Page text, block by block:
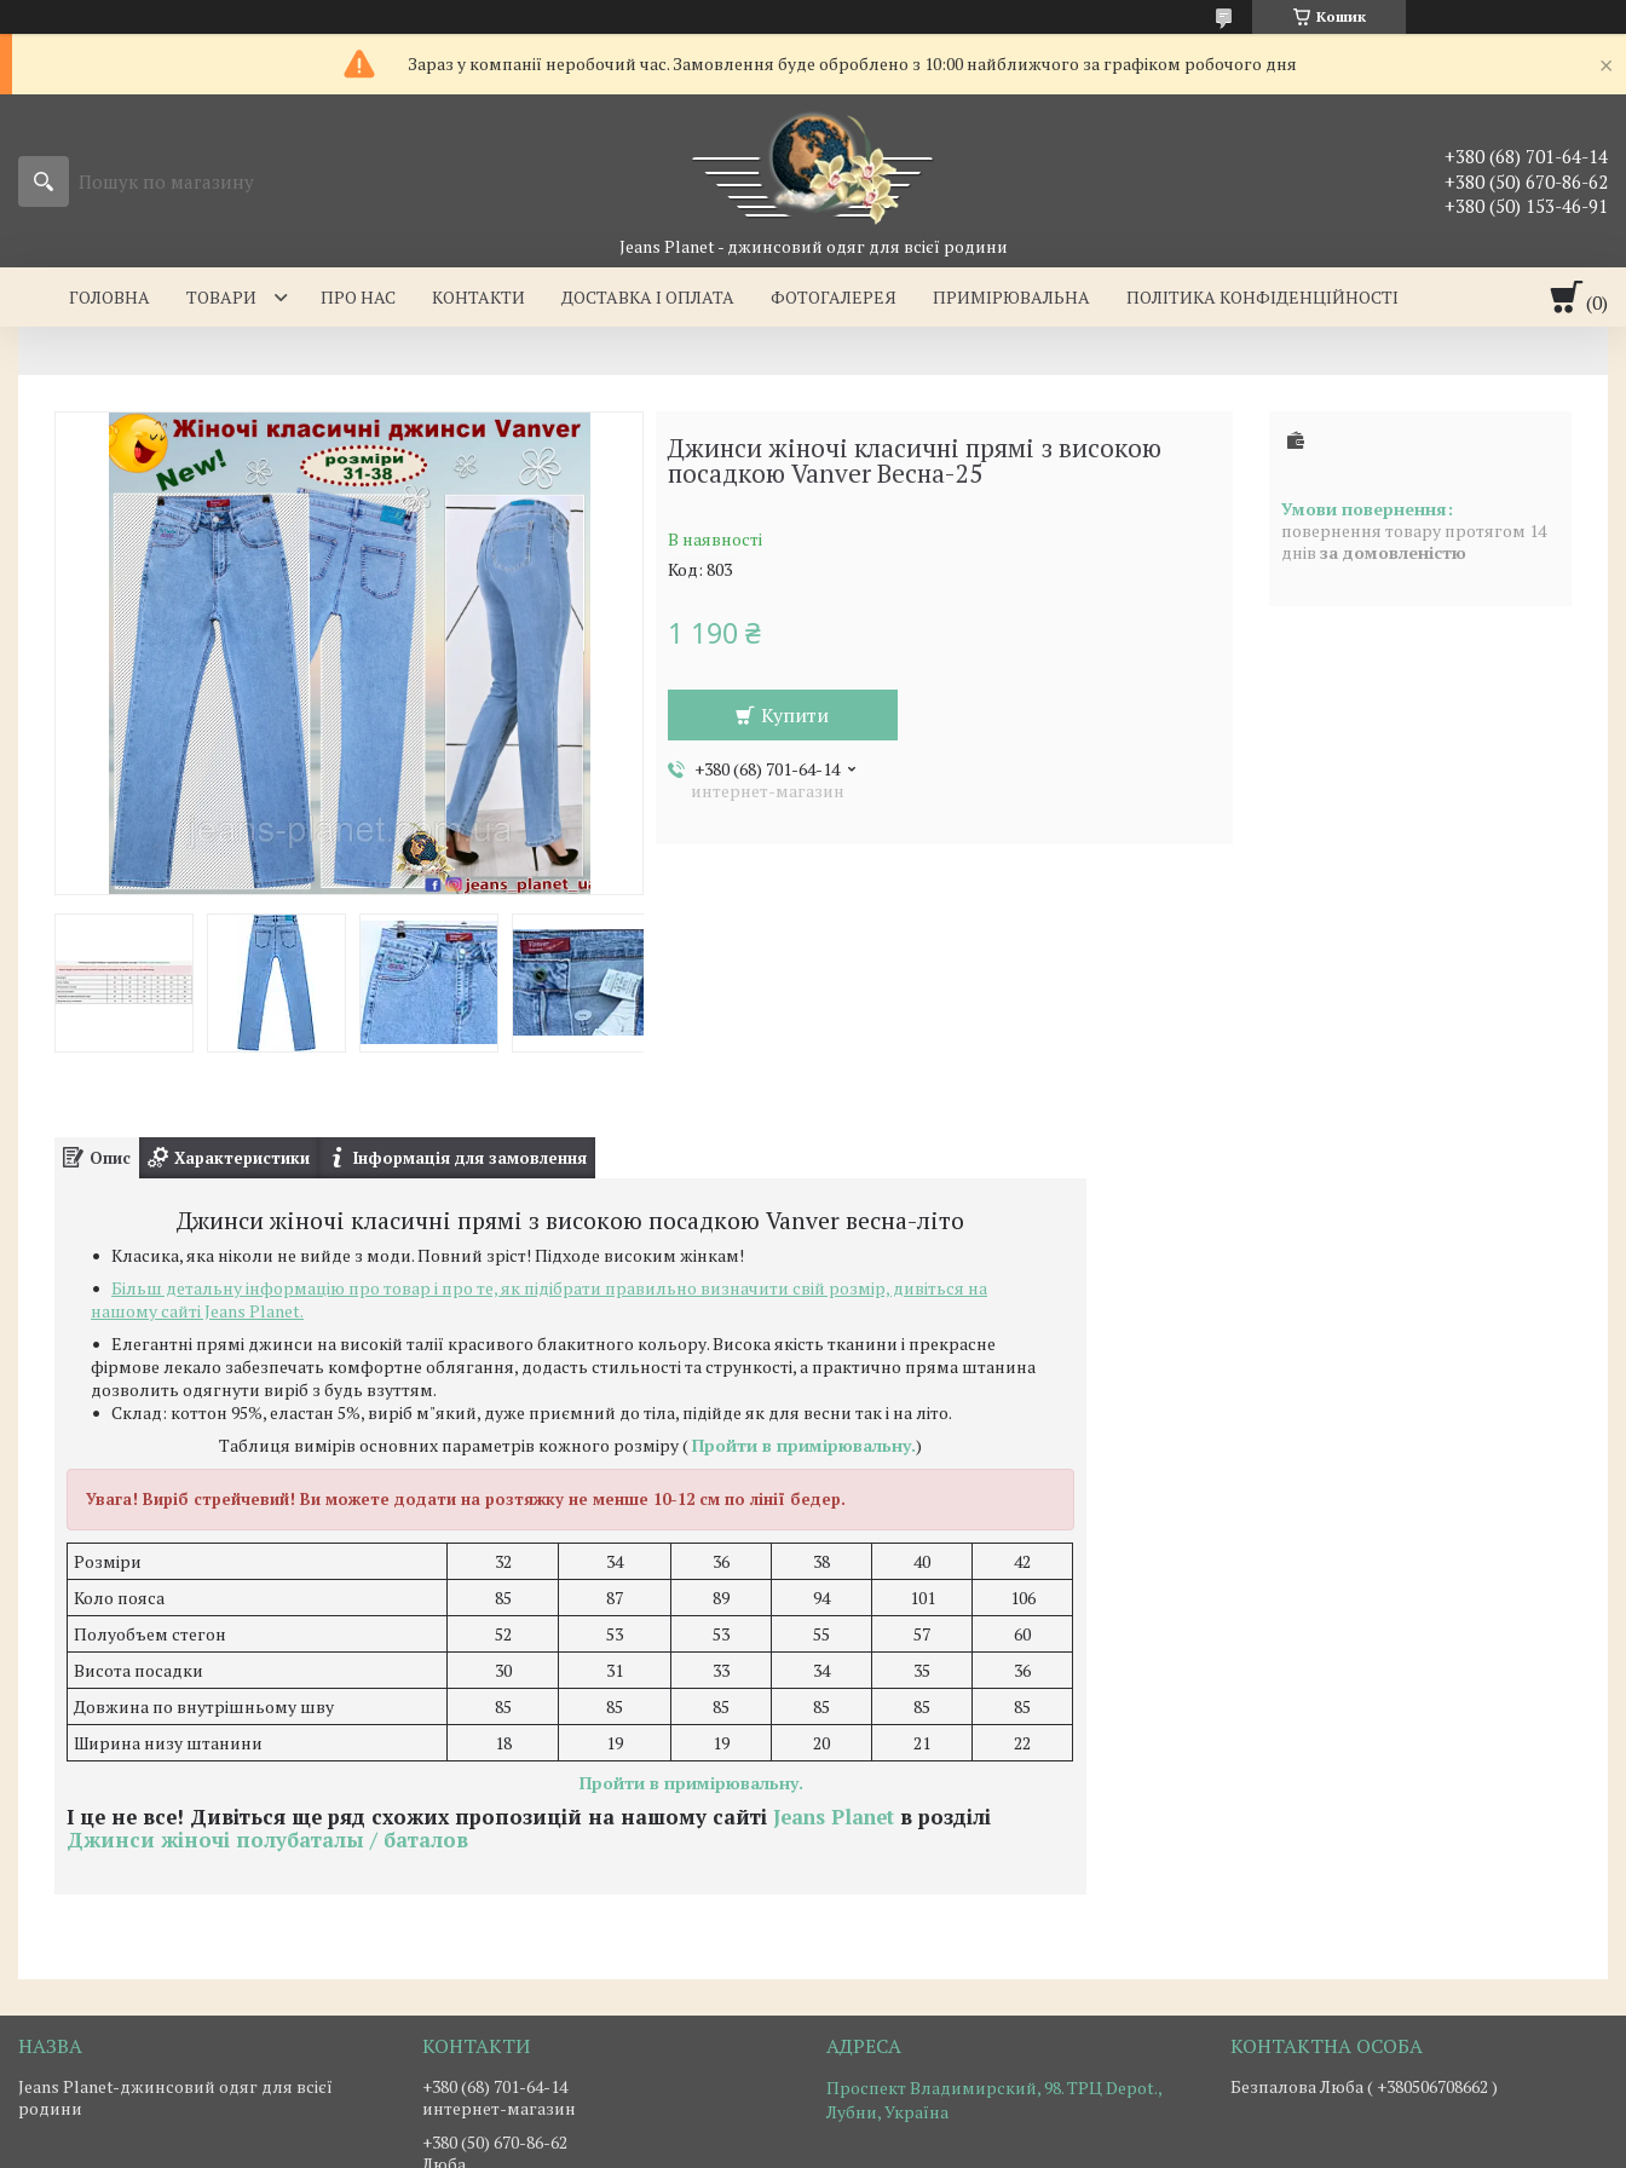
Кошик
Зараз у компанії неробочий час. Замовлення буде оброблено з 10:00 найближчого за графіком робочого дня
Jeans Planet - джинсовий одяг для всієї родини
+380 (68) 701-64-14
+380 (50) 670-86-62
+380 (50) 153-46-91
ГОЛОВНА ТОВАРИ ПРО НАС КОНТАКТИ ДОСТАВКА I ОПЛАТА ФОТОГАЛЕРЕЯ ПРИМІРЮВАЛЬНА ПОЛІТИКА КОНФІДЕНЦІЙНОСТІ
Джинси жіночі класичні прямі з високою
посадкою Vanver Весна-25
В наявності
Код: 803
1 190 ₴
Купити
+380 (68) 701-64-14
интернет-магазин
повернення товару протягом 14
днів за домовленістю
Опис Характеристики Інформація для замовлення
Джинси жіночі класичні прямі з високою посадкою Vanver весна-літо
Класика, яка ніколи не вийде з моди. Повний зріст! Підходе високим жінкам!
Більш детальну інформацію про товар і про те, як підібрати правильно визначити свій розмір, дивіться на
нашому сайті Jeans Planet.
Елегантні прямі джинси на високій талії красивого блакитного кольору. Висока якість тканини і прекрасне
фірмове лекало забезпечать комфортне облягання, додасть стильності та стрункості, а практично пряма штанина
дозволить одягнути виріб з будь взуттям.
Склад: коттон 95%, еластан 5%, виріб м"який, дуже приємний до тіла, підійде як для весни так і на літо.
Таблиця вимірів основних параметрів кожного розміру (Пройти в примірювальну.)
Увага! Виріб стрейчевий! Ви можете додати на розтяжку не менше 10-12 см по лінії бедер.
Розміри 32 34 36 38 40
42
Коло пояса
85 87 89 94 101
106
Полуобъем стегон
52 53 53 55 57
60
Висота посадки
30 31 33 34 35
36
Довжина по внутрішньому шву
85 85 85 85 85
85
Ширина низу штанини
18 19 19 20 21
22
Пройти в примірювальну.
І це не все! Дивіться ще ряд схожих пропозицій на нашому сайті Jeans Planet в розділі
Джинси жіночі полубаталы / баталов
Jeans Planet-джинсовий одяг для всієї
родини
+380 (68) 701-64-14
интернет-магазин
+380 (50) 670-86-62
Проспект Владимирский, 98. ТРЦ Depot.,
Лубни, Україна
Безпалова Люба ( +380506708662 )